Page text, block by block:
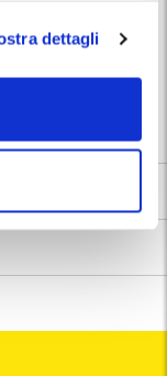
dettagli